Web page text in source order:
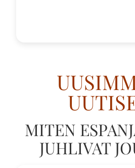
MITEN
JUHLIVAT